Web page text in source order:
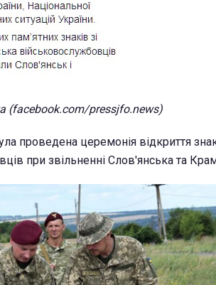
(facebook.com/pressjfo.news)
проведена церемонія відкриття
при звільненні Слов'янська та